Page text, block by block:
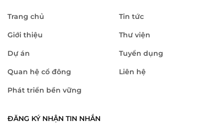
Trang chủ
Giới thiệu
Dự án
Quan hệ cổ đông
Phát triển bền vững
Tin tức
Thư viện
Tuyển dụng
Liên hệ
ĐĂNG KÝ NHẬN TIN NHẮN